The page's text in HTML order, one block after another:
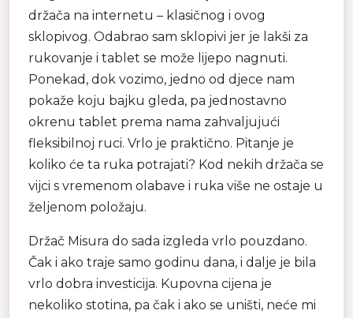
držača na internetu – klasičnog i ovog
sklopivog. Odabrao sam sklopivi jer je lakši za
rukovanje i tablet se može lijepo nagnuti.
Ponekad, dok vozimo, jedno od djece nam
pokaže koju bajku gleda, pa jednostavno
okrenu tablet prema nama zahvaljujući
fleksibilnoj ruci. Vrlo je praktično. Pitanje je
koliko će ta ruka potrajati? Kod nekih držača se
vijci s vremenom olabave i ruka više ne ostaje u
željenom položaju.
Držač Misura do sada izgleda vrlo pouzdano.
Čak i ako traje samo godinu dana, i dalje je bila
vrlo dobra investicija. Kupovna cijena je
nekoliko stotina, pa čak i ako se uništi, neće mi